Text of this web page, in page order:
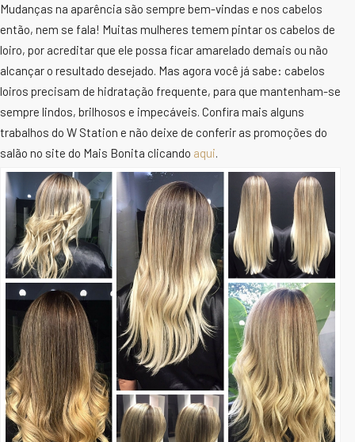
Mudanças na aparência são sempre bem-vindas e nos cabelos
então, nem se fala! Muitas mulheres temem pintar os cabelos de
loiro, por acreditar que ele possa ficar amarelado demais ou não
alcançar o resultado desejado. Mas agora você já sabe: cabelos
loiros precisam de hidratação frequente, para que mantenham-se
sempre lindos, brilhosos e impecáveis. Confira mais alguns
trabalhos do W Station e não deixe de conferir as promoções do
salão no site do Mais Bonita clicando aqui.